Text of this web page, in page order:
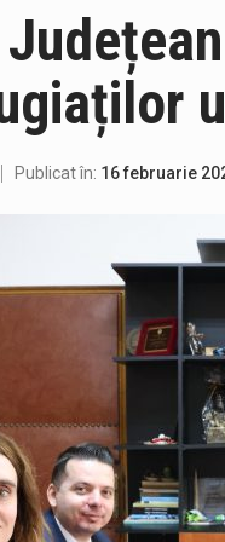
Statuia lui PINTEA
deputat si primar
militari si un
Publicat în: 16 februarie